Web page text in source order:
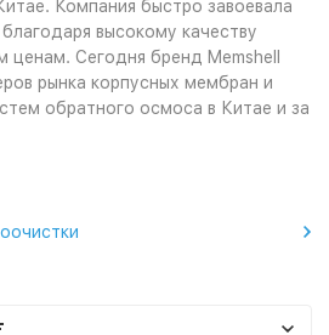
Компания быстро завоевала
высокому качеству
Сегодня бренд Memshell
рынка корпусных мембран и
обратного осмоса в Китае и за